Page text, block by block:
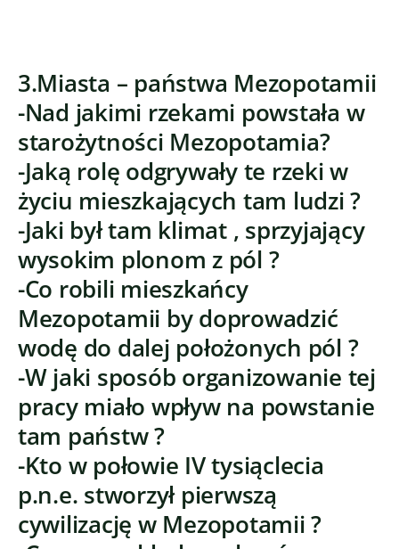
3.Miasta – państwa Mezopotamii
-Nad jakimi rzekami powstała w
starożytności Mezopotamia?
-Jaką rolę odgrywały te rzeki w
życiu mieszkających tam ludzi ?
-Jaki był tam klimat , sprzyjający
wysokim plonom z pól ?
-Co robili mieszkańcy
Mezopotamii by doprowadzić
wodę do dalej położonych pól ?
-W jaki sposób organizowanie tej
pracy miało wpływ na powstanie
tam państw ?
-Kto w połowie IV tysiąclecia
p.n.e. stworzył pierwszą
cywilizację w Mezopotamii ?